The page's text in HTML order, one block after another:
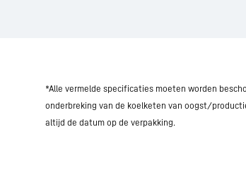
*Alle vermelde specificaties moeten worden
onderbreking van de koelketen van oogst/
altijd de datum op de verpakking.